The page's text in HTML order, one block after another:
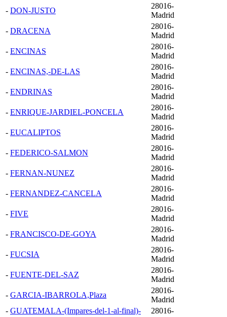
- DON-JUSTO
28016-
Madrid
- DRACENA
28016-
Madrid
- ENCINAS
28016-
Madrid
- ENCINAS,-DE-LAS
28016-
Madrid
- ENDRINAS
28016-
Madrid
- ENRIQUE-JARDIEL-PONCELA
28016-
Madrid
- EUCALIPTOS
28016-
Madrid
- FEDERICO-SALMON
28016-
Madrid
- FERNAN-NUNEZ
28016-
Madrid
- FERNANDEZ-CANCELA
28016-
Madrid
- FIVE
28016-
Madrid
- FRANCISCO-DE-GOYA
28016-
Madrid
- FUCSIA
28016-
Madrid
- FUENTE-DEL-SAZ
28016-
Madrid
- GARCIA-IBARROLA,Plaza
28016-
Madrid
- GUATEMALA-(Impares-del-1-al-final)-
28016-